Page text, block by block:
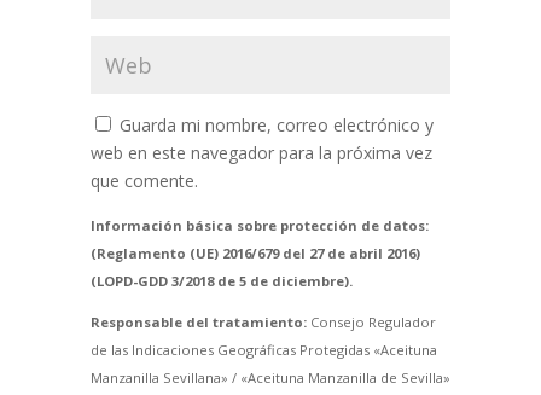
Guarda mi nombre, correo electrónico y
web en este navegador para la próxima vez
que comente.
Información básica sobre protección de datos:
(Reglamento (UE) 2016/679 del 27 de abril 2016)
(LOPD-GDD 3/2018 de 5 de diciembre).
Responsable del tratamiento:Consejo Regulador
de las Indicaciones Geográficas Protegidas «Aceituna
Manzanilla Sevillana» / «Aceituna Manzanilla de Sevilla»